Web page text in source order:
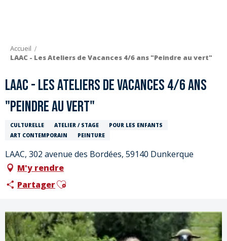
Accueil
LAAC - Les Ateliers de Vacances 4/6 ans "Peindre au vert"
LAAC - Les Ateliers de Vacances 4/6 ans
"Peindre au vert"
CULTURELLE ATELIER / STAGE
POUR LES ENFANTS
ART CONTEMPORAIN
PEINTURE
LAAC, 302 avenue des Bordées, 59140 Dunkerque
M'y rendre
PartagerAjouter aux favoris